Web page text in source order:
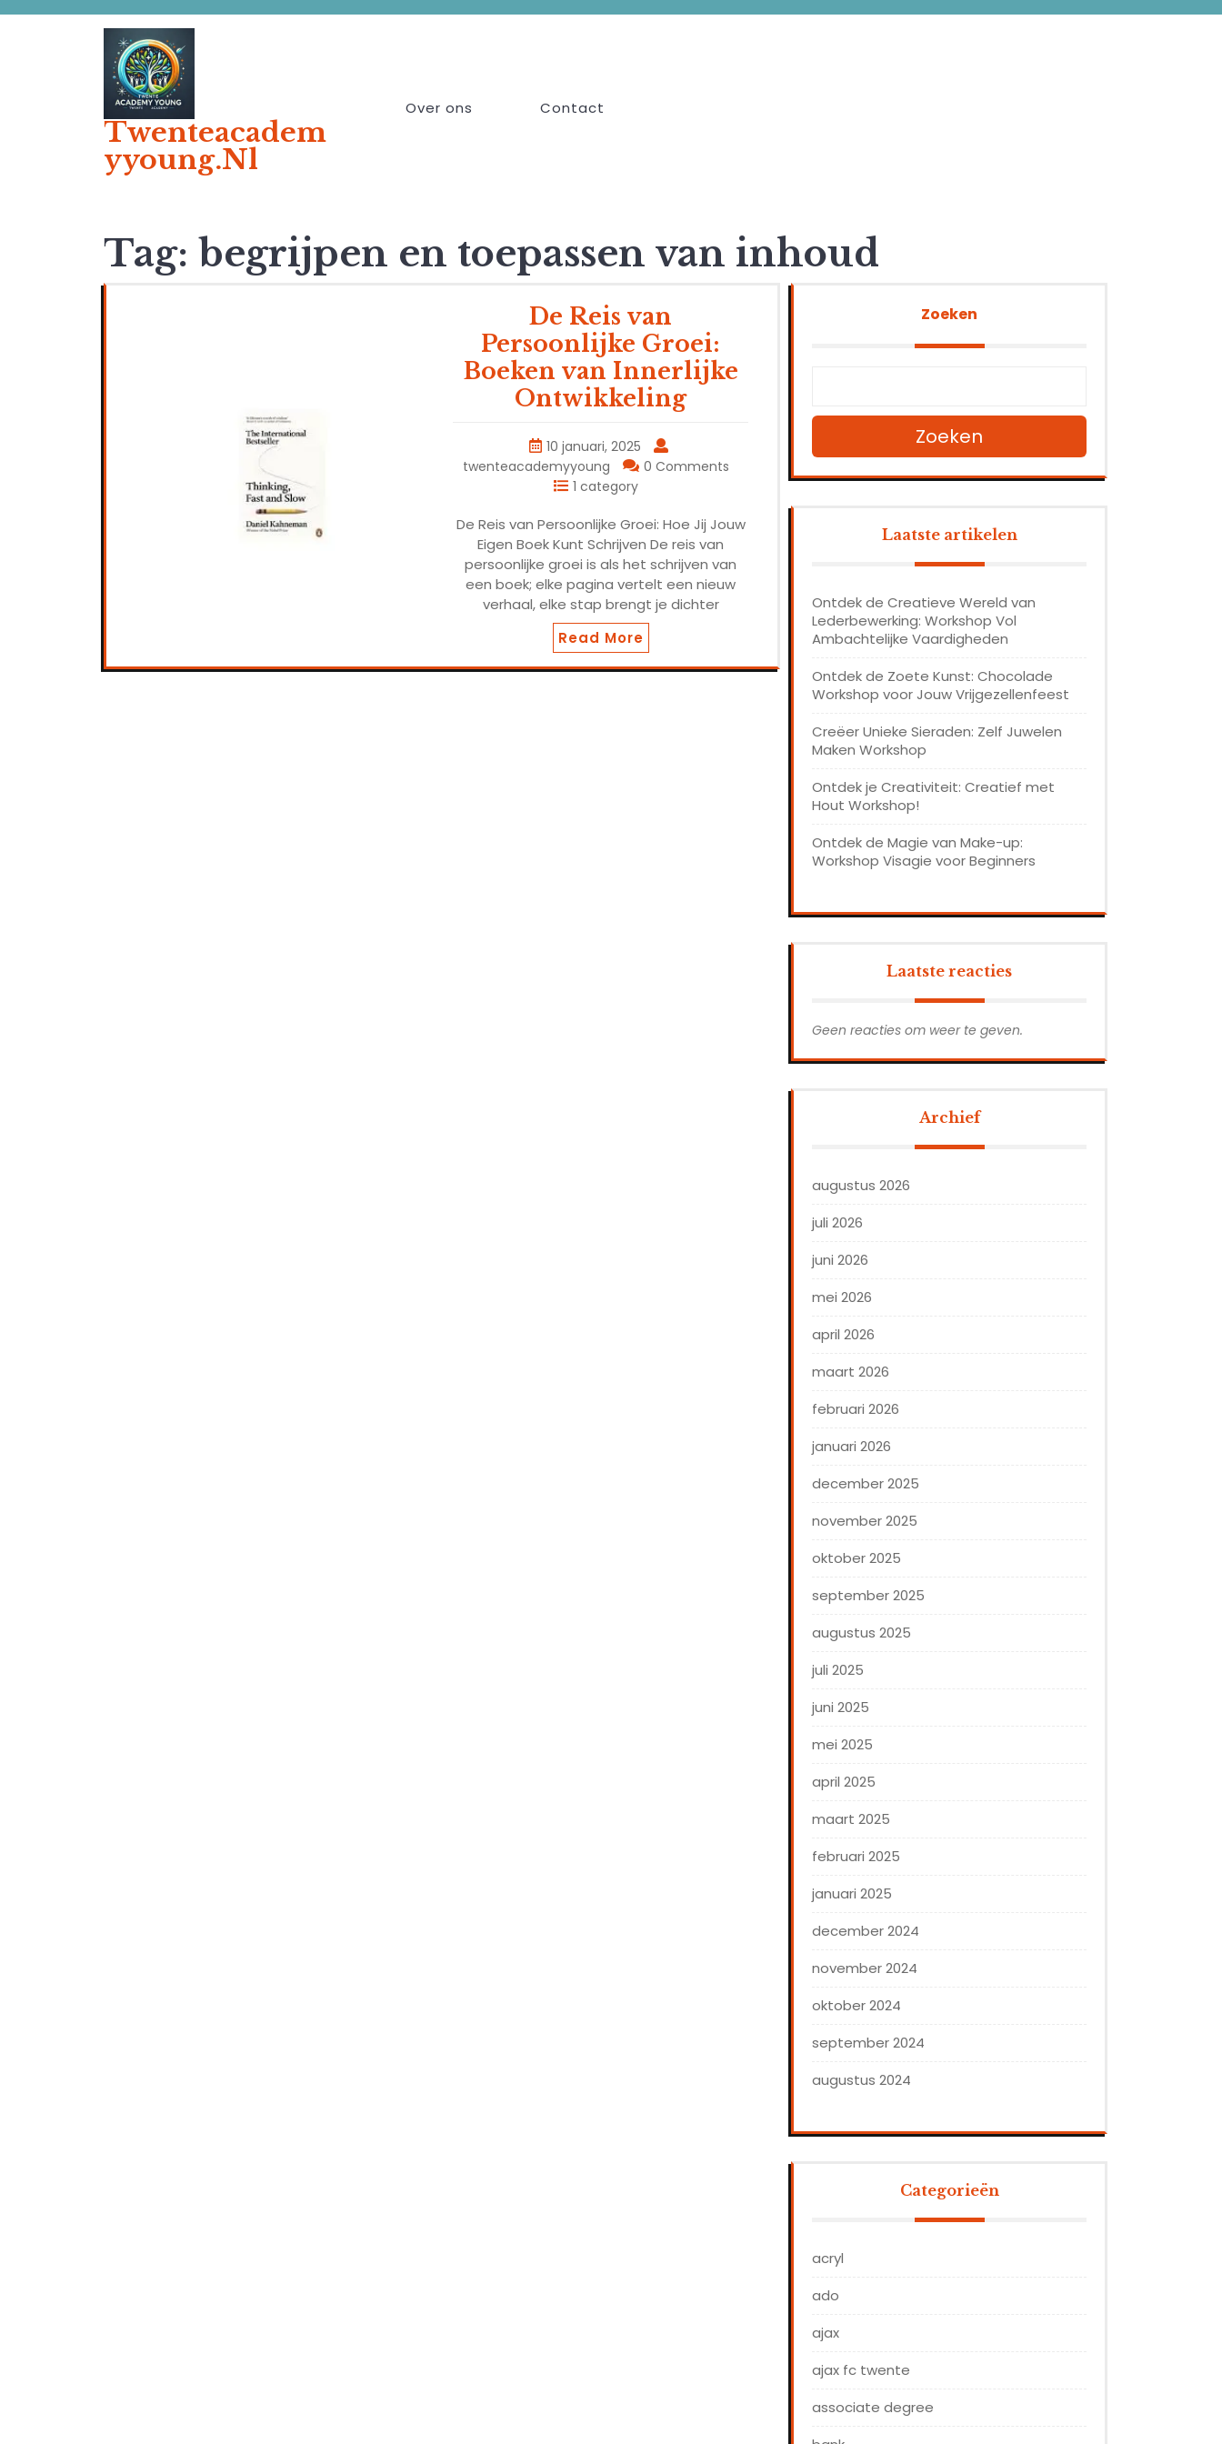
Twenteacadem
Yyoung.nl
Over ons Contact
Tag: begrijpen en toepassen van inhoud
De Reis van
Persoonlijke Groei:
Boeken van Innerlijke
Ontwikkeling
10 januari, 2025
twenteacademyyoung
0 Comments
1 category
De Reis van Persoonlijke Groei: Hoe Jij Jouw
Eigen Boek Kunt Schrijven De reis van
persoonlijke groei is als het schrijven van
een boek; elke pagina vertelt een nieuw
verhaal, elke stap brengt je dichter
Read More
Zoeken
Zoeken
Laatste artikelen
Ontdek de Creatieve Wereld van
Lederbewerking: Workshop Vol
Ambachtelijke Vaardigheden
Ontdek de Zoete Kunst: Chocolade
Workshop voor Jouw Vrijgezellenfeest
Creëer Unieke Sieraden: Zelf Juwelen
Maken Workshop
Ontdek je Creativiteit: Creatief met
Hout Workshop!
Ontdek de Magie van Make-up:
Workshop Visagie voor Beginners
Laatste reacties
Geen reacties om weer te geven.
Archief
augustus 2026
juli 2026
juni 2026
mei 2026
april 2026
maart 2026
februari 2026
januari 2026
december 2025
november 2025
oktober 2025
september 2025
augustus 2025
juli 2025
juni 2025
mei 2025
april 2025
maart 2025
februari 2025
januari 2025
december 2024
november 2024
oktober 2024
september 2024
augustus 2024
Categorieën
acryl
ado
ajax
ajax fc twente
associate degree